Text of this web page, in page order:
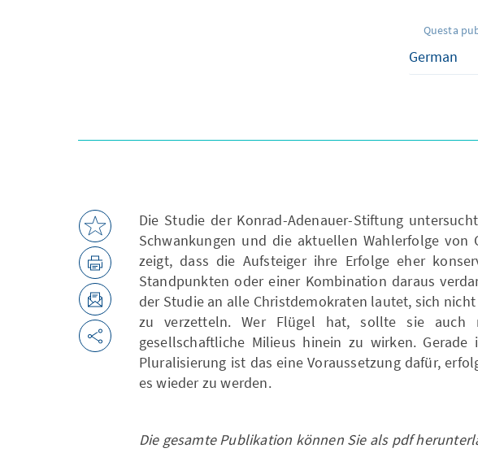
Questa
Die Studie der Konrad-Adenauer-Stiftung
Schwankungen und die aktuellen Wahlerfolge von
zeigt, dass die Aufsteiger ihre Erfolge eher
Standpunkten oder einer Kombination daraus
der Studie an alle Christdemokraten lautet, sich
zu verzetteln. Wer Flügel hat, sollte sie auch
gesellschaftliche Milieus hinein zu wirken. Gerade
Pluralisierung ist das eine Voraussetzung dafür,
es wieder zu werden.
Die gesamte Publikation können Sie als pdf